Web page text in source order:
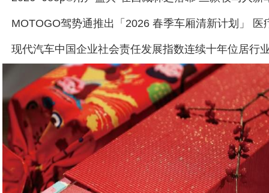
现代汽车中国企业社会责任发展指数连续十年位居行